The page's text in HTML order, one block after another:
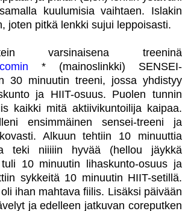
kuulumisia vaihtaen. Islakin
joten pitkä lenkki sujui leppoisasti.
varsinaisena treeninä
* (mainoslinkki) SENSEI-
30 minuutin treeni, jossa yhdistyy
ja HIIT-osuus. Puolen tunnin
kaikki mitä aktiivikuntoilija kaipaa.
ensimmäinen sensei-treeni ja
Alkuun tehtiin 10 minuuttia
teki niiiiin hyvää (hellou jäykkä
10 minuutin lihaskunto-osuus ja
sykkeitä 10 minuutin HIIT-setillä.
ihan mahtava fiilis. Lisäksi päivään
ja edelleen jatkuvan coreputken